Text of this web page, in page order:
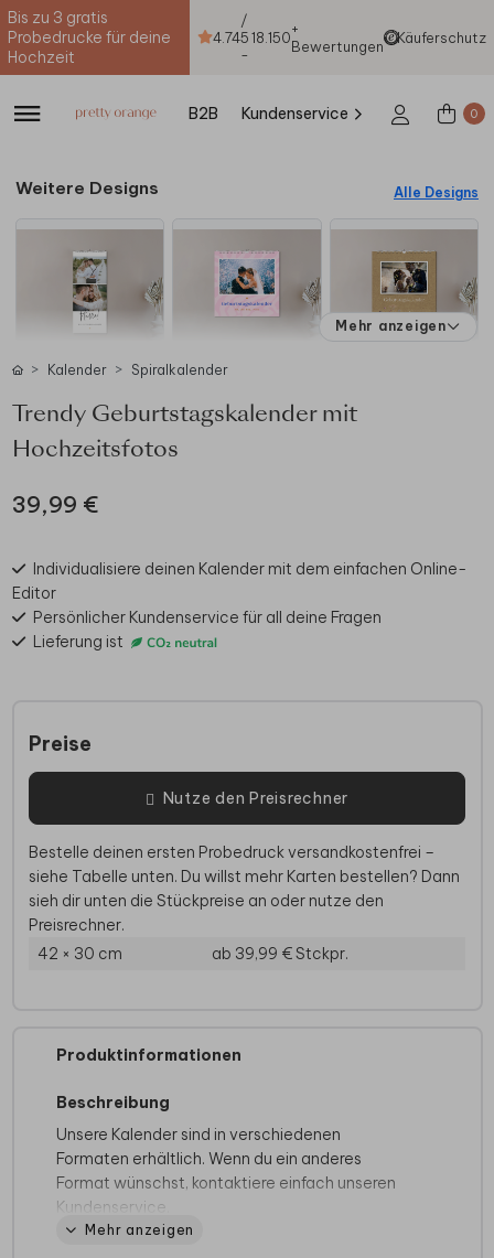
Bis zu 3 gratis
Probedrucke für deine
Hochzeit
4.74
/
5
-
18.150+
Bewertungen
Käuferschutz
B2B Kundenservice 0
Weitere Designs Alle Designs
Mehr anzeigen
Kalender Spiralkalender
Trendy Geburtstagskalender mit
Hochzeitsfotos
39,99 €
Individualisiere deinen Kalender mit dem einfachen Online-
Editor
Persönlicher Kundenservice für all deine Fragen
Lieferung ist
Preise
Nutze den Preisrechner
Bestelle deinen ersten Probedruck versandkostenfrei –
siehe Tabelle unten. Du willst mehr Karten bestellen? Dann
sieh dir unten die Stückpreise an oder nutze den
Preisrechner.
42 × 30 cm
ab 39,99 €Stckpr.
Produktinformationen
Beschreibung
Unsere Kalender sind in verschiedenen
Formaten erhältlich. Wenn du ein anderes
Format wünschst, kontaktiere einfach unseren
Kundenservice.
Mehr anzeigen